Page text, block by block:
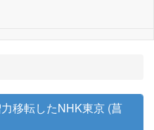
移転したNHK東京 (菖